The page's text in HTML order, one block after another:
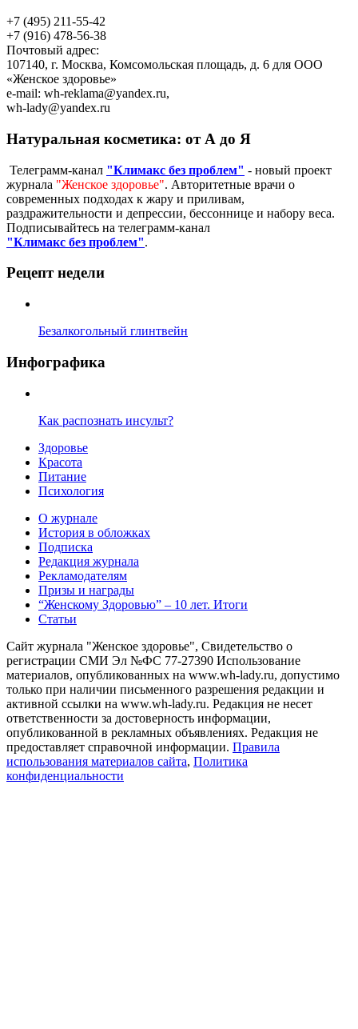
+7 (495) 211-55-42
+7 (916) 478-56-38
Почтовый адрес:
107140, г. Москва, Комсомольская площадь, д. 6 для ООО
«Женское здоровье»
e-mail: wh-reklama@yandex.ru,
wh-lady@yandex.ru
Натуральная косметика: от А до Я
Телеграмм-канал "Климакс без проблем" - новый проект
журнала "Женское здоровье". Авторитетные врачи о
современных подходах к жару и приливам,
раздражительности и депрессии, бессоннице и набору веса.
Подписывайтесь на телеграмм-канал
"Климакс без проблем".
Рецепт недели
Безалкогольный глинтвейн
Инфографика
Как распознать инсульт?
Здоровье
Красота
Питание
Психология
О журнале
История в обложках
Подписка
Редакция журнала
Рекламодателям
Призы и награды
“Женскому Здоровью” – 10 лет. Итоги
Статьи
Сайт журнала "Женское здоровье", Свидетельство о
регистрации СМИ Эл №ФС 77-27390 Использование
материалов, опубликованных на www.wh-lady.ru, допустимо
только при наличии письменного разрешения редакции и
активной ссылки на www.wh-lady.ru. Редакция не несет
ответственности за достоверность информации,
опубликованной в рекламных объявлениях. Редакция не
предоставляет справочной информации. Правила
использования материалов сайта, Политика
конфиденциальности